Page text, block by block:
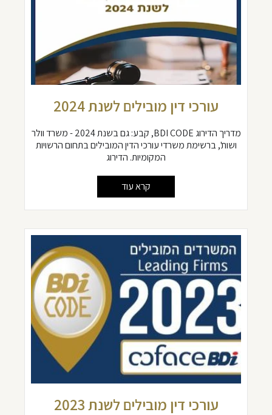
עורכי דין מובילים לשנת 2024
מדריך הדירוג BDI CODE, קבע: גם בשנת 2024 - משרד וולר
ושות', ברשימת משרדי עורכי הדין המובילים בתחום הרשויות
המקומיות. הדירוג
קרא עוד
עורכי דין מובילים לשנת 2023